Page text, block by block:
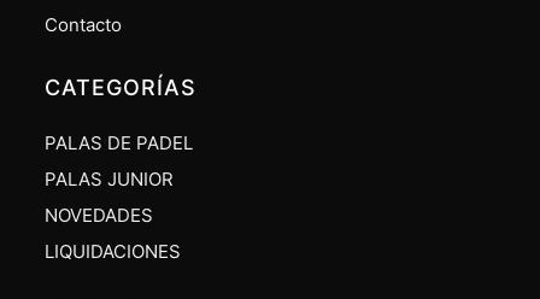
Contacto
CATEGORÍAS
PALAS DE PADEL
PALAS JUNIOR
NOVEDADES
LIQUIDACIONES